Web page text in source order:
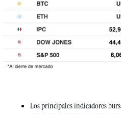
Los principales indicadores